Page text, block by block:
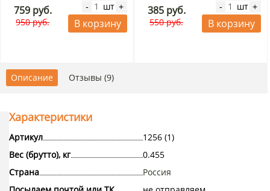
759 руб.
950 руб.
- шт +
В корзину
385 руб.
550 руб.
- шт +
В корзину
Описание Отзывы (9)
Характеристики
Артикул
1256 (1)
Вес (брутто), кг
0.455
Страна
Россия